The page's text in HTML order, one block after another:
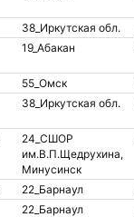
38_Иркутская обл.
19_Абакан
55_Омск
38_Иркутская обл.
24_СШОР
им.В.П.Щедрухина,
Минусинск
22_Барнаул
22_Барнаул